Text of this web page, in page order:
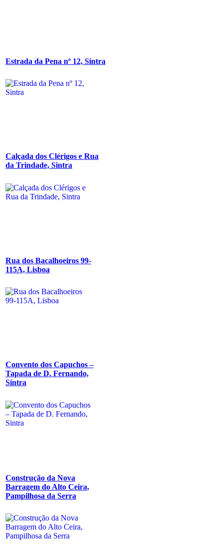
Estrada da Pena nº 12, Sintra
Calçada dos Clérigos e Rua
da Trindade, Sintra
Rua dos Bacalhoeiros 99-
115A, Lisboa
Convento dos Capuchos –
Tapada de D. Fernando,
Sintra
Construção da Nova
Barragem do Alto Ceira,
Pampilhosa da Serra